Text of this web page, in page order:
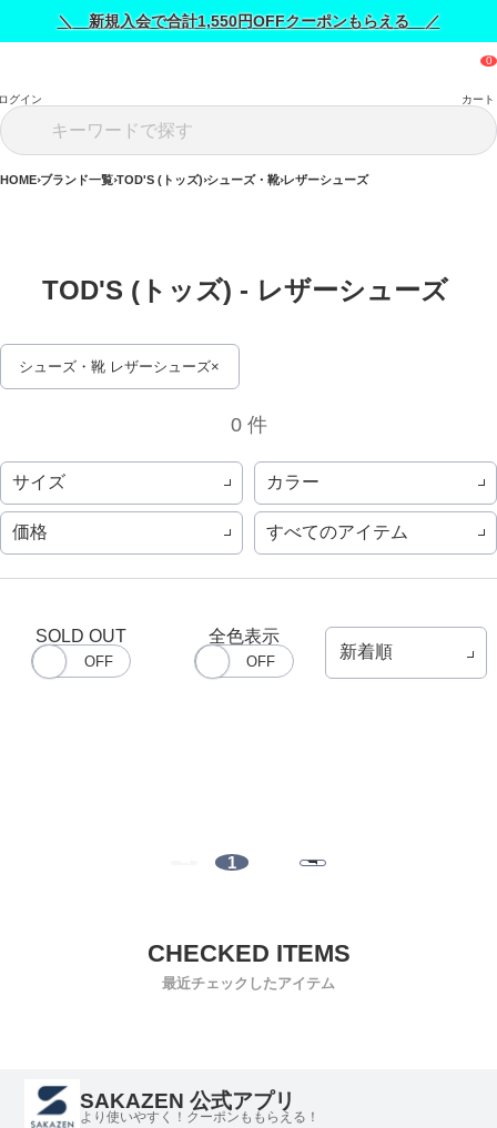
＼ 新規入会で合計1,550円OFFクーポンもらえる ／
グイン カート
HOME ブランド一覧 TOD'S (トッズ) シューズ・靴 レザーシューズ
TOD'S (トッズ) - レザーシューズ
シューズ・靴 レザーシューズ
0 件
サイズ カラー
価格 すべてのアイテム
SOLD OUT 全色表示
1
最近チェックしたアイテム
SAKAZEN 公式アプリ
より使いやすく！クーポンももらえる！